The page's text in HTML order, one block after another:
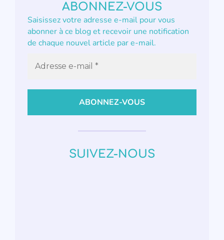
ABONNEZ-VOUS
Saisissez votre adresse e-mail pour vous
abonner à ce blog et recevoir une notification
de chaque nouvel article par e-mail.
SUIVEZ-NOUS